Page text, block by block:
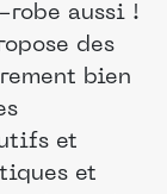
robe aussi !
des
bien
et
et